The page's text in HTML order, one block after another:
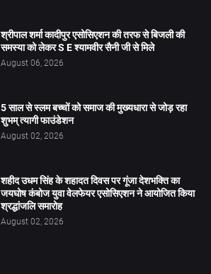
श्रीपाल शर्मा कादीपुर एसोसिएशन की तरफ से बिजली की
समस्या को लेकर S E श्यामवीर सैनी जी से मिले
August 06, 2026
5 साल से स्लम बच्चों को समाज की मुख्यधारा से जोड़ रहा
शुभम् त्यागी फाउंडेशन
August 02, 2026
शहीद उधम सिंह के शहादत दिवस पर गूंजा देशभक्ति का
जयघोष कंबोज युवा वेलफेयर एसोसिएशन ने आयोजित किया
श्रद्धांजलि समारोह
August 02, 2026